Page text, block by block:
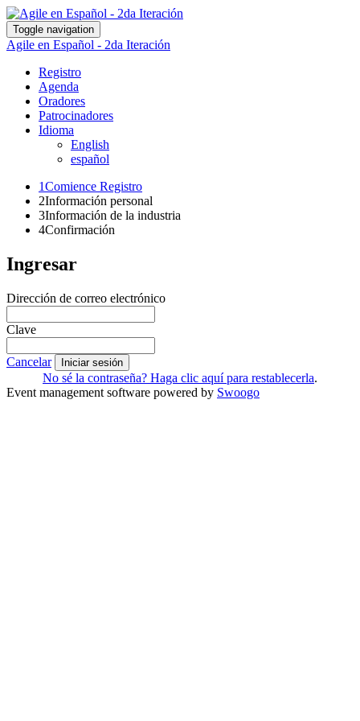
Toggle navigation
Agile en Español - 2da Iteración
Registro
Agenda
Oradores
Patrocinadores
Idioma
English
español
1Comience Registro
2Información personal
3Información de la industria
4Confirmación
Ingresar
Dirección de correo electrónico
Clave
Cancelar Iniciar sesión
No sé la contraseña? Haga clic aquí para restablecerla.
Event management software powered by Swoogo